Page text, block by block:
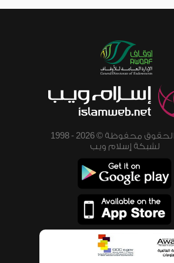
جميع الحقوق محفوظة © 2026 - 1998
لشبكة إسلام ويب